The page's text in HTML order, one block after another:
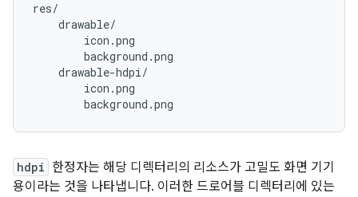
res/
    drawable/
        icon.png
        background.png
    drawable-hdpi/
        icon.png
hdpi 한정자는 해당 디렉터리의 리소스가 고밀도 화면 기기
용이라는 것을 나타냅니다. 이러한 드로어블 디렉터리에 있는